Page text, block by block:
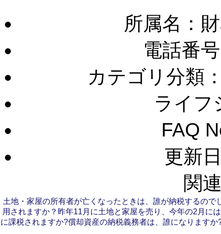
所属名：
電話番
カテゴリ分類
ライフ
FAQ
更新
関
土地・家屋の所有者が亡くなったときは、誰が納税するので
用されますか？ 昨年11月に土地と家屋を売り、今年の2月に
に課税されますか?償却資産の納税義務者は、誰になりますか